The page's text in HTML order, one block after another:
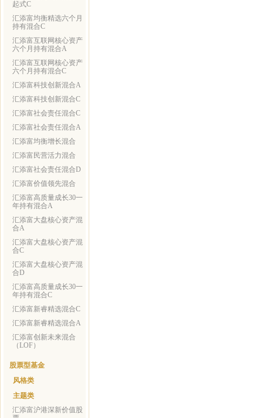
起式C
汇添富均衡精选六个月
持有混合C
汇添富互联网核心资产
六个月持有混合A
汇添富互联网核心资产
六个月持有混合C
汇添富科技创新混合A
汇添富科技创新混合C
汇添富社会责任混合C
汇添富社会责任混合A
汇添富均衡增长混合
汇添富民营活力混合
汇添富社会责任混合D
汇添富价值领先混合
汇添富高质量成长30一
年持有混合A
汇添富大盘核心资产混
合A
汇添富大盘核心资产混
合C
汇添富大盘核心资产混
合D
汇添富高质量成长30一
年持有混合C
汇添富新睿精选混合C
汇添富新睿精选混合A
汇添富创新未来混合
（LOF）
股票型基金
风格类
主题类
汇添富沪港深新价值股